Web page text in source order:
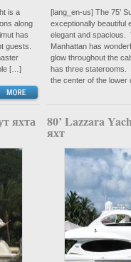
is a
along
has
guests.
[…]
[lang_en-us] The 75’
exceptionally beautiful
elegant and spacious.
Manhattan has
glow throughout the
has three staterooms.
the center of the
яхта 80’ Lazzara
яхт